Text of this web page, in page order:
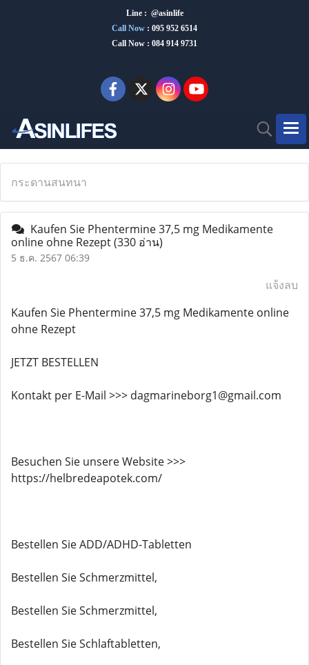
Line : @asinlife
Call Now : 095 952 6514
Call Now : 084 914 9731
กระดานสนทนา
Kaufen Sie Phentermine 37,5 mg Medikamente
online ohne Rezept(330 อ่าน)
5 ธ.ค. 2567 06:39
แจ้งลบ
Kaufen Sie Phentermine 37,5 mg Medikamente online
ohne Rezept
JETZT BESTELLEN
Kontakt per E-Mail >>> dagmarineborg1@gmail.com
Besuchen Sie unsere Website >>>
https://helbredeapotek.com/
Bestellen Sie ADD/ADHD-Tabletten
Bestellen Sie Schmerzmittel,
Bestellen Sie Schmerzmittel,
Bestellen Sie Schlaftabletten,